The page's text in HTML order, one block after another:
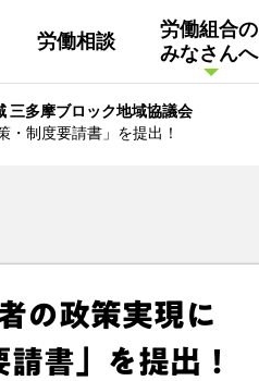
織概要
労働相談
労働組合の
みなさんへ
動
合東京
三多摩ブロック地域協議会
制度要請書」を提出！
の政策実現に
書」を提出！